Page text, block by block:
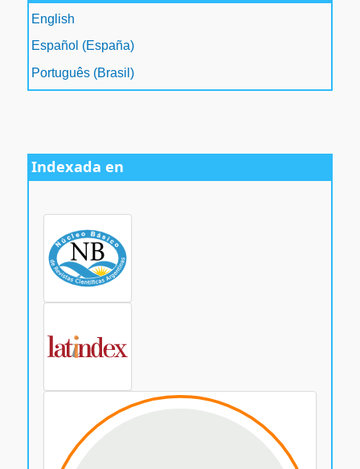
English
Español (España)
Português (Brasil)
Indexada en